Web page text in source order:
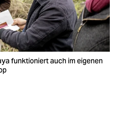
funktioniert auch im eigenen